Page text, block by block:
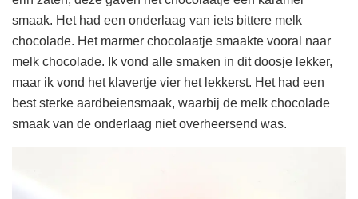
smaak. Het had een onderlaag van iets bittere melk
chocolade. Het marmer chocolaatje smaakte vooral naar
melk chocolade. Ik vond alle smaken in dit doosje lekker,
maar ik vond het klavertje vier het lekkerst. Het had een
best sterke aardbeiensmaak, waarbij de melk chocolade
smaak van de onderlaag niet overheersend was.